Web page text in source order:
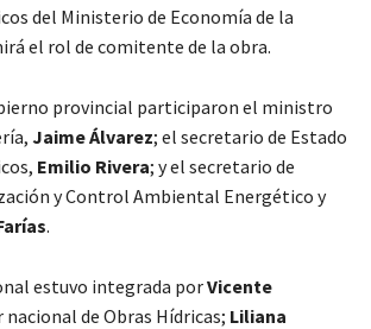
del Ministerio de Economía de la
el rol de comitente de la obra.
provincial participaron el ministro
Jaime Álvarez; el secretario de Estado
Emilio Rivera; y el secretario de
y Control Ambiental Energético y
.
estuvo integrada porVicente
de Obras Hídricas; Liliana